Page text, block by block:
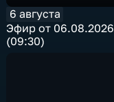
6 августа
Эфир от 06.08.2026
(09:30)